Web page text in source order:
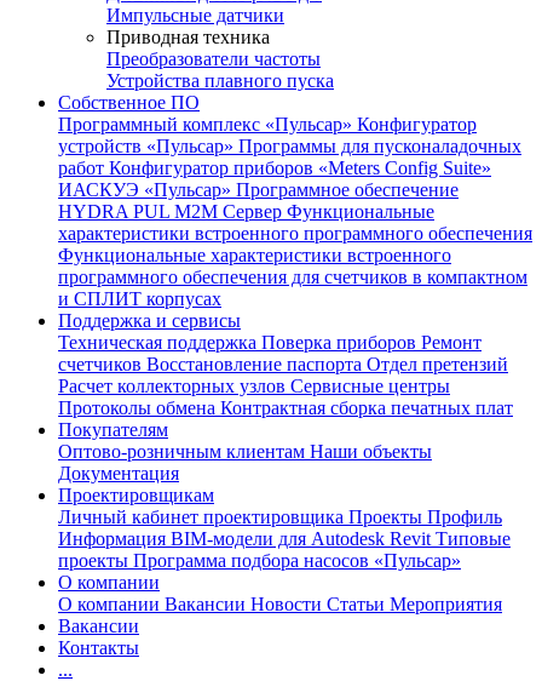
Импульсные датчики
Приводная техника
Преобразователи частоты
Устройства плавного пуска
Собственное ПО
Программный комплекс «Пульсар» Конфигуратор
устройств «Пульсар» Программы для пусконаладочных
работ Конфигуратор приборов «Meters Config Suite»
ИАСКУЭ «Пульсар» Программное обеспечение
HYDRA PUL M2M Сервер Функциональные
характеристики встроенного программного обеспечения
Функциональные характеристики встроенного
программного обеспечения для счетчиков в компактном
и СПЛИТ корпусах
Поддержка и сервисы
Техническая поддержка Поверка приборов Ремонт
счетчиков Восстановление паспорта Отдел претензий
Расчет коллекторных узлов Сервисные центры
Протоколы обмена Контрактная сборка печатных плат
Покупателям
Оптово-розничным клиентам Наши объекты
Документация
Проектировщикам
Личный кабинет проектировщика Проекты Профиль
Информация BIM-модели для Autodesk Revit Типовые
проекты Программа подбора насосов «Пульсар»
О компании
О компании Вакансии Новости Статьи Мероприятия
Вакансии
Контакты
...